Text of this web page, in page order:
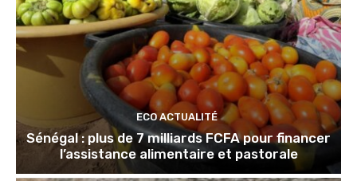
ECO ACTUALITÉ
Sénégal : plus de 7 milliards FCFA pour financer
l’assistance alimentaire et pastorale